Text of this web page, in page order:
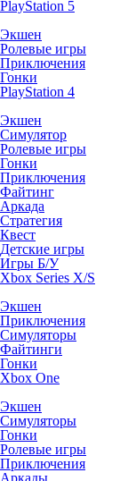
PlayStation 5
Экшен
Ролевые игры
Приключения
Гонки
PlayStation 4
Экшен
Симулятор
Ролевые игры
Гонки
Приключения
Файтинг
Аркада
Стратегия
Квест
Детские игры
Игры Б/У
Xbox Series X/S
Экшен
Приключения
Симуляторы
Файтинги
Гонки
Xbox One
Экшен
Симуляторы
Гонки
Ролевые игры
Приключения
Аркады